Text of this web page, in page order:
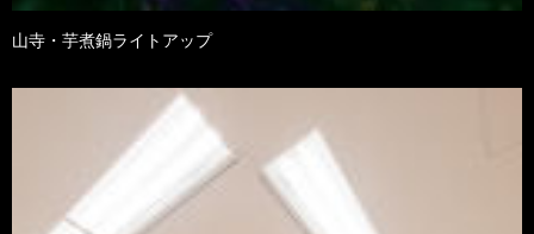
山寺・芋煮鍋ライトアップ